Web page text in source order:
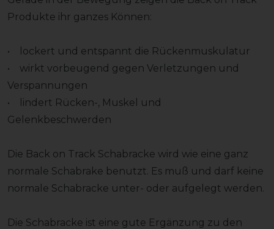
Produkte ihr ganzes Können:
• lockert und entspannt die Rückenmuskulatur
• wirkt vorbeugend gegen Verletzungen und
Verspannungen
• lindert Rücken-, Muskel und
Gelenkbeschwerden
Die Back on Track Schabracke wird wie eine ganz
normale Schabrake benutzt. Es muß und darf keine
normale Schabracke unter- oder aufgelegt werden.
Die Schabracke ist eine gute Ergänzung zu den